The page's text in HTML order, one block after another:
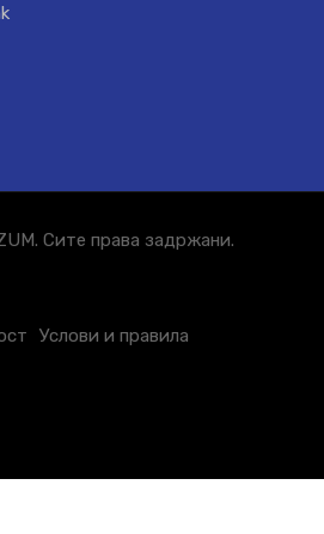
Сите права задржани.
Услови и правила